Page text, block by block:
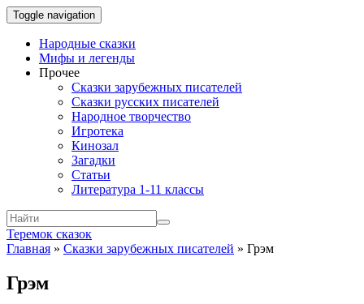
Toggle navigation
Народные сказки
Мифы и легенды
Прочее
Сказки зарубежных писателей
Сказки русских писателей
Народное творчество
Игротека
Кинозал
Загадки
Статьи
Литература 1-11 классы
Теремок сказок
Главная » Сказки зарубежных писателей » Грэм
Грэм